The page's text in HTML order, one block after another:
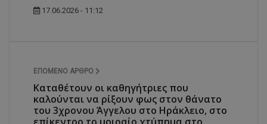
17.06.2026 - 11:12
ΕΠΌΜΕΝΟ ΆΡΘΡΟ
Καταθέτουν οι καθηγήτριες που
καλούνται να ρίξουν φως στον θάνατο
του 3χρονου Άγγελου στο Ηράκλειο, στο